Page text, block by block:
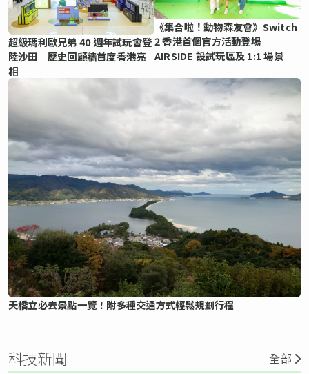
超級瑪利歐兄弟 40 週年試玩會登
陸沙田 歷史回顧牆首度香港亮
相
《集合啦！動物森友會》Switch
2 香港首個官方活動登場
AIRSIDE 設試玩區及 1:1 場景
天橋立必去景點一覽！附多種交通方式輕鬆規劃行程
科技新聞 全部